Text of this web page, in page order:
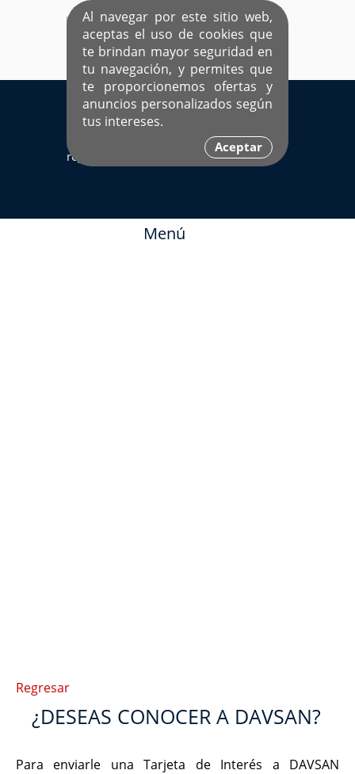
Al navegar por este sitio web,
aceptas el uso de cookies que
te brindan mayor seguridad en
tu navegación, y permites que
te proporcionemos ofertas y
anuncios personalizados según
tus intereses.
Aceptar
EL ÚNICO SITIO DEDICADO A SOLTEROS
HISPANOS COMO TÚ
Ingresa aquí
Sí ya estás
registrado
Menú
Regresar
¿DESEAS CONOCER A DAVSAN?
Para enviarle una Tarjeta de Interés a DAVSAN